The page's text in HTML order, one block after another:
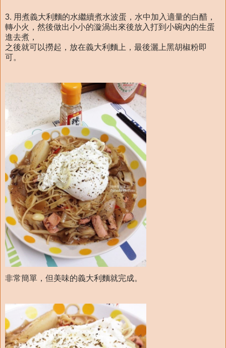
3. 用煮義大利麵的水繼續煮水波蛋，水中加入適量的白醋，
轉小火，然後做出小小的漩渦出來後放入打到小碗內的生蛋
進去煮，
之後就可以撈起，放在義大利麵上，最後灑上黑胡椒粉即
可。
非常簡單，但美味的義大利麵就完成。